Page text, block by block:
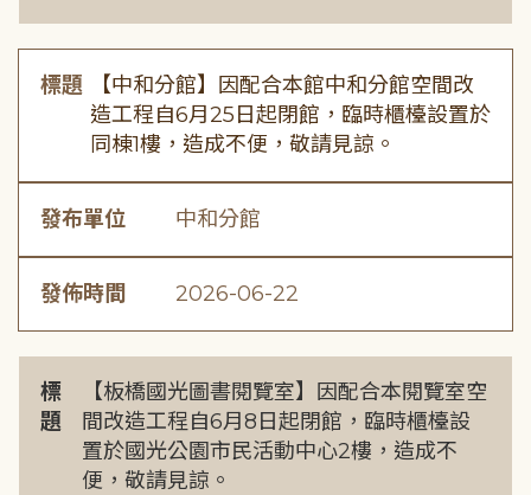
標題
【中和分館】因配合本館中和分館空間改
造工程自6月25日起閉館，臨時櫃檯設置於
同棟1樓，造成不便，敬請見諒。
發布單位 中和分館
發佈時間 2026-06-22
標
題
【板橋國光圖書閱覽室】因配合本閱覽室空
間改造工程自6月8日起閉館，臨時櫃檯設
置於國光公園市民活動中心2樓，造成不
便，敬請見諒。